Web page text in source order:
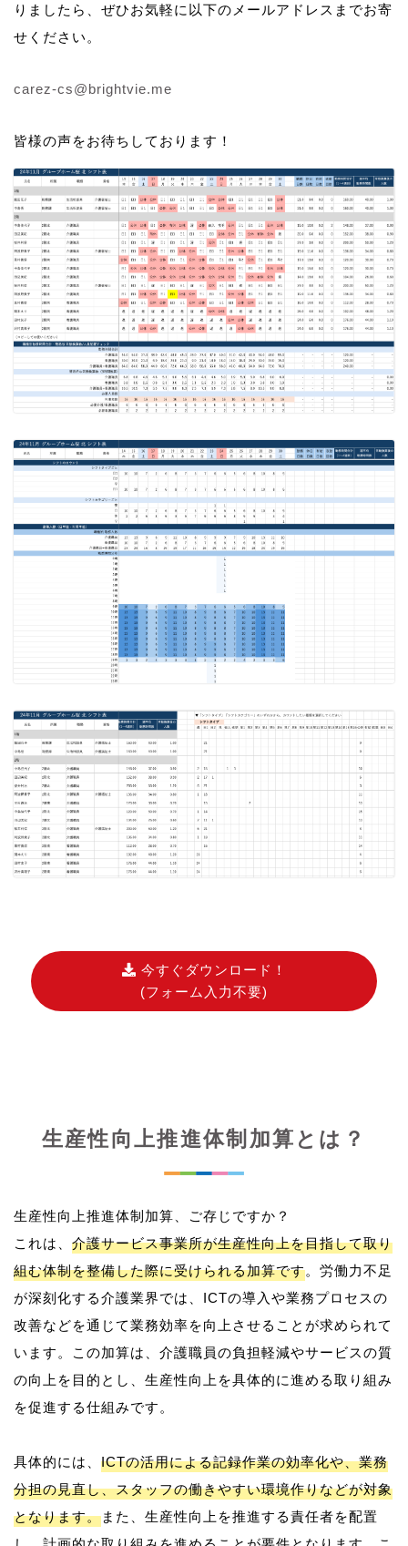
りましたら、ぜひお気軽に以下のメールアドレスまでお寄
せください。
carez-cs@brightvie.me
皆様の声をお待ちしております！
今すぐダウンロード！
(フォーム入力不要)
生産性向上推進体制加算とは？
生産性向上推進体制加算、ご存じですか？
これは、 介護サービス事業所が生産性向上を目指して取り
組む体制を整備した際に受けられる加算です。労働力不足
が深刻化する介護業界では、ICTの導入や業務プロセスの
改善などを通じて業務効率を向上させることが求められて
います。この加算は、介護職員の負担軽減やサービスの質
の向上を目的とし、生産性向上を具体的に進める取り組み
を促進する仕組みです。
具体的には、 ICTの活用による記録作業の効率化や、業務
分担の見直し、スタッフの働きやすい環境作りなどが対象
となります。また、生産性向上を推進する責任者を配置